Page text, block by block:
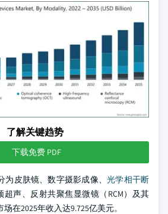
了解关键趋势
下载免费 PDF
为皮肤镜、数字摄影成像、光学相干断
超声、反射共聚焦显微镜（RCM）及其
在2025年收入达9.725亿美元。